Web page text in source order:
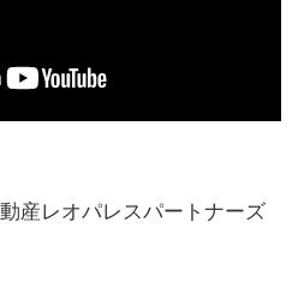
産レオパレスパートナーズ